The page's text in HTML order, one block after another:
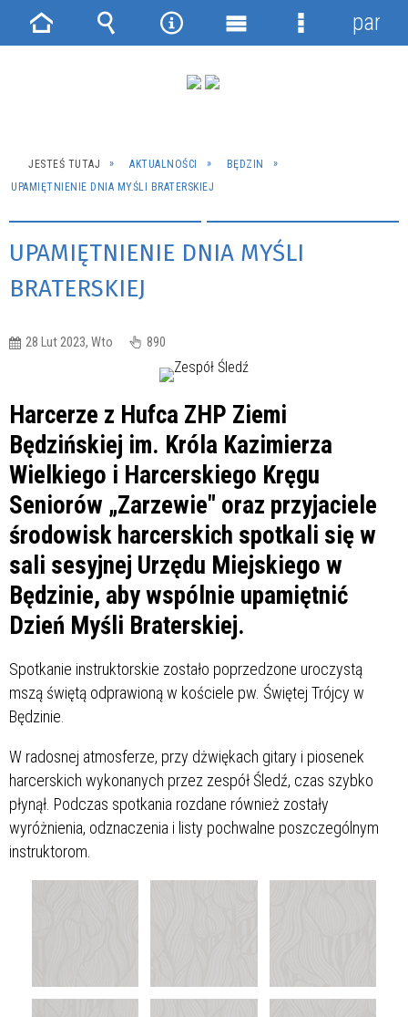
JESTEŚ TUTAJ AKTUALNOŚCI
BĘDZIN
UPAMIĘTNIENIE DNIA MYŚLI BRATERSKIEJ
UPAMIĘTNIENIE DNIA MYŚLI
BRATERSKIEJ
28 Lut 2023, Wto 890
Harcerze z Hufca ZHP Ziemi
Będzińskiej im. Króla Kazimierza
Wielkiego i Harcerskiego Kręgu
Seniorów „Zarzewie" oraz przyjaciele
środowisk harcerskich spotkali się w
sali sesyjnej Urzędu Miejskiego w
Będzinie, aby wspólnie upamiętnić
Dzień Myśli Braterskiej.
Spotkanie instruktorskie zostało poprzedzone uroczystą
mszą świętą odprawioną w kościele pw. Świętej Trójcy w
Będzinie.
W radosnej atmosferze, przy dżwiękach gitary i piosenek
harcerskich wykonanych przez zespół Śledź, czas szybko
płynął. Podczas spotkania rozdane również zostały
wyróżnienia, odznaczenia i listy pochwalne poszczególnym
instruktorom.
Strona Wyszukiwarka
NarzędziaMenu
Menu
panel